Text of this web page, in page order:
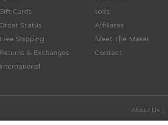
Gift Cards
Order Status
Free Shipping
Returns & Exchanges
International
Jobs
Affiliates
Meet The Maker
Contact
About Us